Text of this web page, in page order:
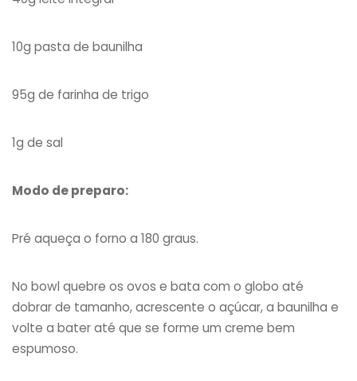
10g pasta de baunilha
95g de farinha de trigo
1g de sal
Modo de preparo:
Pré aqueça o forno a 180 graus.
No bowl quebre os ovos e bata com o globo até
dobrar de tamanho, acrescente o açúcar, a baunilha e
volte a bater até que se forme um creme bem
espumoso.